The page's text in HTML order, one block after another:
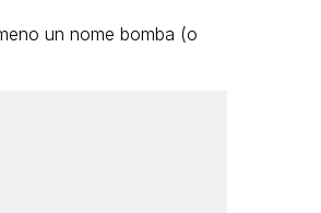
un nome bomba (o